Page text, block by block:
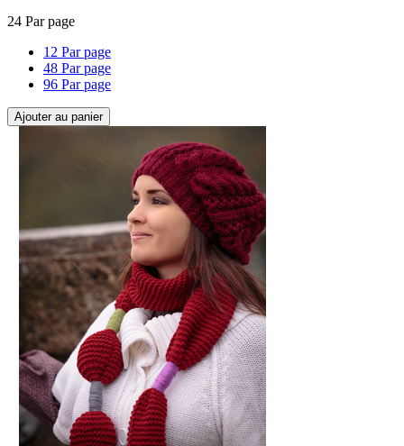
24 Par page
12 Par page
48 Par page
96 Par page
Ajouter au panier